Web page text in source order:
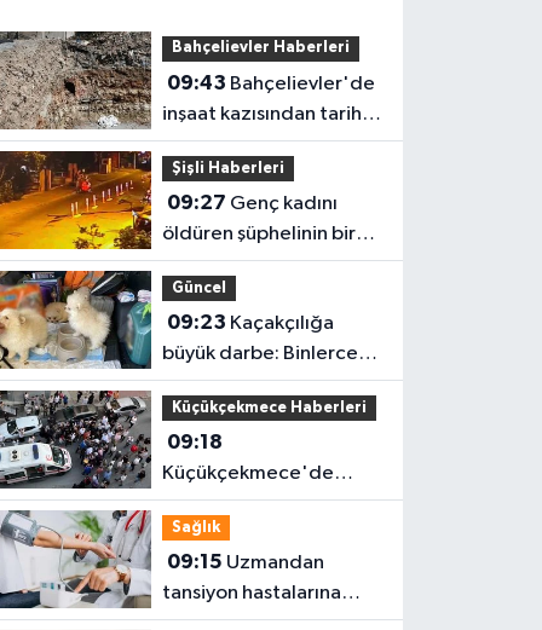
Bahçelievler Haberleri
09:43
inşaat kazısından tarihi
yapı çıktı
Şişli Haberleri
09:27
öldüren şüphelinin bir
aydır takip ettiği
belirlendi
Güncel
09:23
büyük darbe: Binlerce
canlı hayvan kurtarıldı
Küçükçekmece Haberleri
09:18
Küçükçekmece'de
kahreden kaza: 5
yaşındaki çocuk yoğun
bakımda
Sağlık
09:15
tansiyon hastalarına
sıcak hava uyarısı